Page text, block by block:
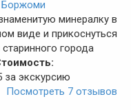
минералку в
виде и прикоснуться
города
за экскурсию
Посмотреть 7 отзывов